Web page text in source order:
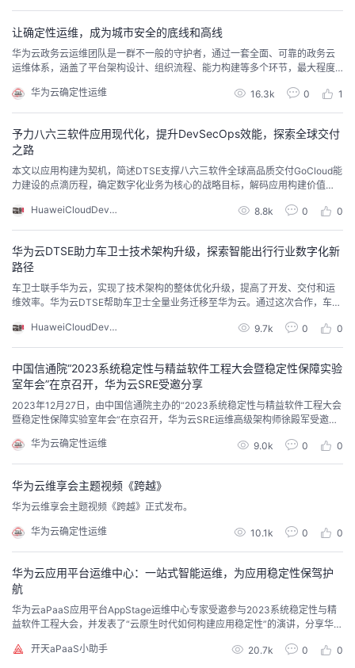
让确定性运维，成为城市安全的底线和高线
华为云政务云运维团队是一群不一般的守护者，通过一套全面、可靠的政务云
运维体系，涵盖了平台架构设计、组织流程、能力构建等多个环节，最大程度
华为云确定性运维
16.3k 0 1
予力八六三软件应用现代化，提升DevSecOps效能，探索全球交付
之路
本文以应用构建为契机，简述DTSE支撑八六三软件全球高品质交付GoCloud能
力建设的点滴历程，确定数字化业务为核心的战略目标，解码应用构建价值
以DevSecOps为基础开发运维现代化经验，推进了阶段性业务成功。
HuaweiCloudDeveloper 8.8k 0 0
华为云DTSE助力车卫士技术架构升级，探索智能出行行业数字化新
路径
车卫士联手华为云，实现了技术架构的整体优化升级，提高了开发、交付和运
维效率。华为云DTSE帮助车卫士全量业务迁移至华为云。通过这次合作，车卫
字化和智能化转型提供了有力支持。
HuaweiCloudDeveloper 9.7k 0 0
中国信通院“2023系统稳定性与精益软件工程大会暨稳定性保障实验
室年会”在京召开，华为云SRE受邀分享
2023年12月27日，由中国信通院主办的“2023系统稳定性与精益软件工程大会
暨稳定性保障实验室年会”在京召开，华为云SRE运维高级架构师徐殿军受邀带
华为云确定性运维
9.0k 0 0
华为云维享会主题视频《跨越》
华为云维享会主题视频《跨越》正式发布。
华为云确定性运维 10.1k 0 0
华为云应用平台运维中心：一站式智能运维，为应用稳定性保驾护
航
华为云aPaaS应用平台AppStage运维中心专家受邀参与2023系统稳定性与精
益软件工程大会，并发表了“云原生时代如何构建应用稳定性”的演讲，分享华为
性上做出的探索和实践...
开天aPaaS小助手 20.7k 0 0